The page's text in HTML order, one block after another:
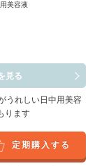
美容液
見る
うれしい日中用美容
ります
定期購入する